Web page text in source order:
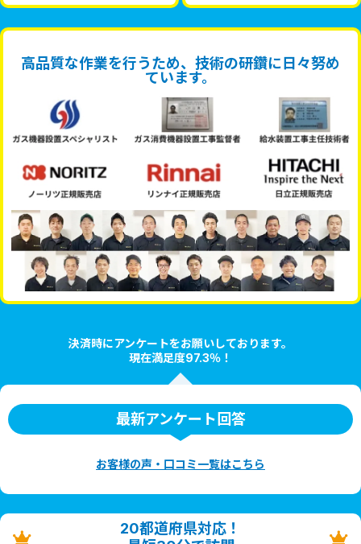
高品質な作業を行うため、技術の研鑽に日々努め
ています。
決済時にアンケートをお願いしております。
現在満足度97.3％！
最新アンケート回答
お客様の声・口コミ一覧はこちら
20都道府県対応！